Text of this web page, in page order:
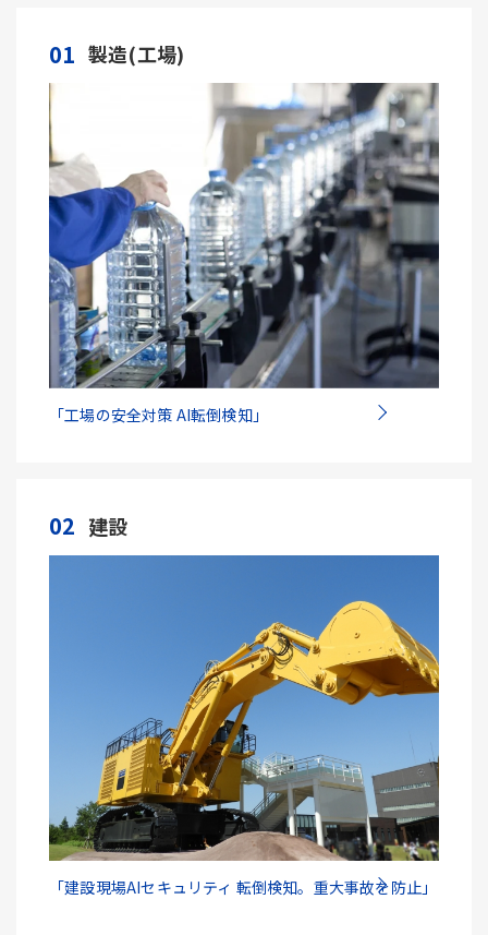
01 製造(工場)
「工場の安全対策 AI転倒検知」
02 建設
「建設現場AIセキュリティ 転倒検知。重大事故を防止」